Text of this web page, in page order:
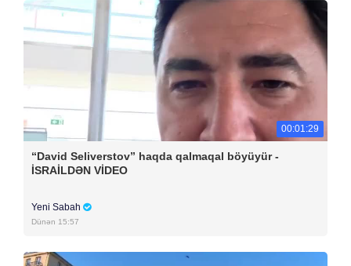
00:01:29
“David Seliverstov” haqda qalmaqal böyüyür -
İSRAİLDƏN VİDEO
Yeni Sabah
Dünən 15:57